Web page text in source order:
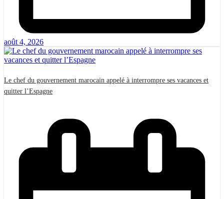
août 4, 2026
Le chef du gouvernement marocain appelé à interrompre ses vacances et
quitter l’Espagne